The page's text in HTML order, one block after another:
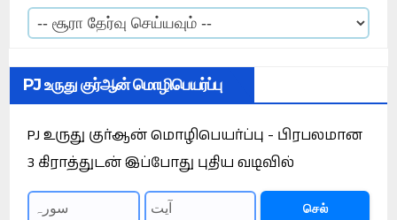
PJ உருது குர்ஆன் மொழிபெயர்ப்பு
PJ உருது குர்ஆன் மொழிபெயர்ப்பு - பிரபலமான
3 கிராத்துடன் இப்போது புதிய வடிவில்
செல்